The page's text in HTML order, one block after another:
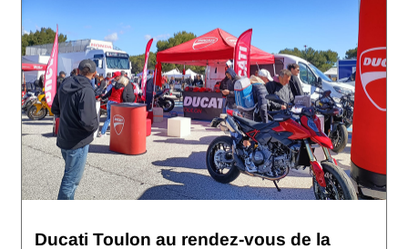
Ducati Toulon au rendez-vous de la